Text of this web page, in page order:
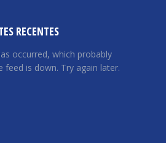
RECENTES
occurred, which probably
feed is down. Try again later.